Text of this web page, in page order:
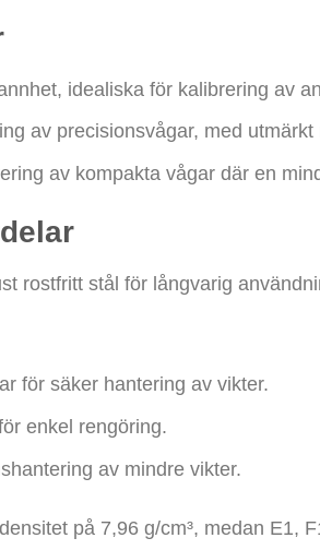
idealiska för kalibrering av
av precisionsvågar, med utmärkt
av kompakta vågar där en
rostfritt stål för långvarig
för säker hantering av vikter.
enkel rengöring.
av mindre vikter.
på 7,96 g/cm³, medan E1,